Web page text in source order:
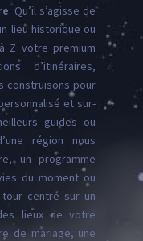
. Qu’il s’agisse de
lieu historique ou
Z votre premium
d’itinéraires,
construisons pour
et sur-
guides ou
région nous
un programme
du moment ou
tour centré sur un
lieux de votre
de mariage, une